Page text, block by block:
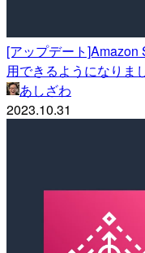
[アップデート
用できるようになりま
あしざわ
2023.10.31